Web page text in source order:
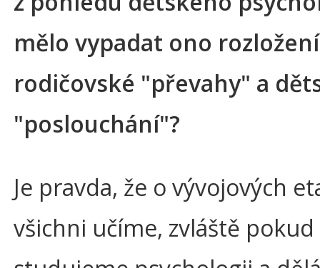
mělo vypadat ono rozložení
rodičovské "převahy" a
"poslouchání"?
Je pravda, že o vývojových
všichni učíme, zvláště pokud